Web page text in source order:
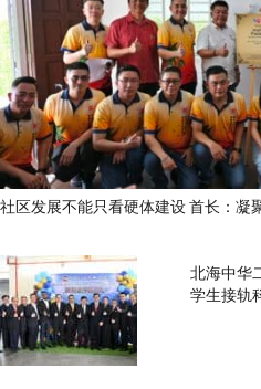
社区发展不能只看硬体建设 首长：凝
北海中华
学生接轨